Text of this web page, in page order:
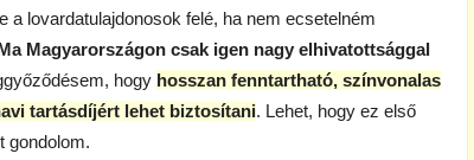
a lovardatulajdonosok felé, ha nem ecsetelném
Magyarországon csak igen nagy elhivatottsággal
hogy hosszan fenntartható, színvonalas
tartásdíjért lehet biztosítani. Lehet, hogy ez első
gondolom.